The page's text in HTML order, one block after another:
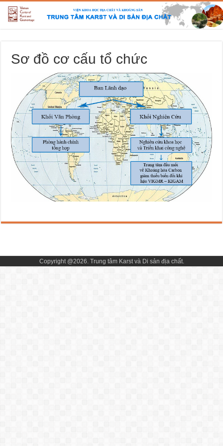
Sơ đồ cơ cấu tổ chức
Copyright @2026. Trung tâm Karst và Di sản địa chất.